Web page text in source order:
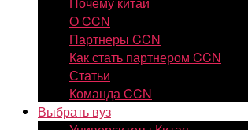
О CCN
Партнеры CCN
Как стать партнером CCN
Статьи
Команда CCN
Выбрать вуз